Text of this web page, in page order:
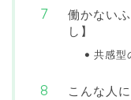
働かない
し】
共感型
こんな人